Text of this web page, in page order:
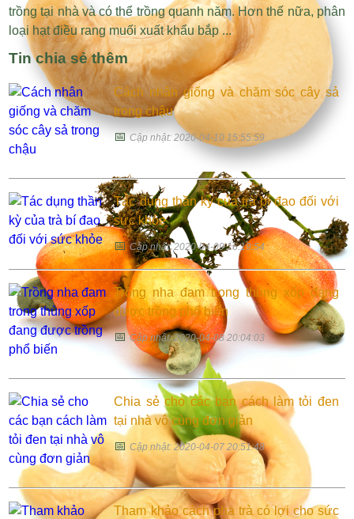
trồng tại nhà và có thể trồng quanh năm. Hơn thế nữa, phân
loại hạt điều rang muối xuất khẩu bắp ...
Tin chia sẻ thêm
Cách nhân giống và chăm sóc cây sả
trong chậu
📅Cập nhật: 2020-04-10 15:55:59
Tác dụng thần kỳ của trà bí đao đối với
sức khỏe
📅Cập nhật: 2020-04-09 16:19:54
Trồng nha đam trong thùng xốp đang
được trồng phổ biến
📅Cập nhật: 2020-04-08 20:04:03
Chia sẻ cho các bạn cách làm tỏi đen
tại nhà vô cùng đơn giản
📅Cập nhật: 2020-04-07 20:51:48
Tham khảo cách pha trà có lợi cho sức